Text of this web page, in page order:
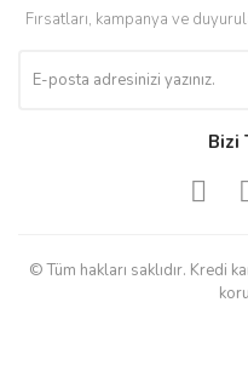
Fırsatları, kampanya ve
Bizi
© Tüm hakları saklıdır. Kredi